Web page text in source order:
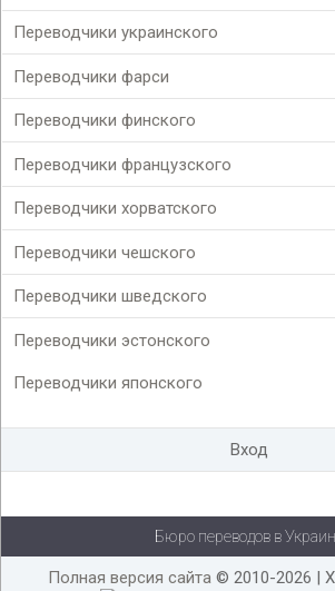
Переводчики украинского
Переводчики фарси
Переводчики финского
Переводчики французского
Переводчики хорватского
Переводчики чешского
Переводчики шведского
Переводчики эстонского
Переводчики японского
Вход
Бюро переводов в
Полная версия сайта© 2010-2026 |